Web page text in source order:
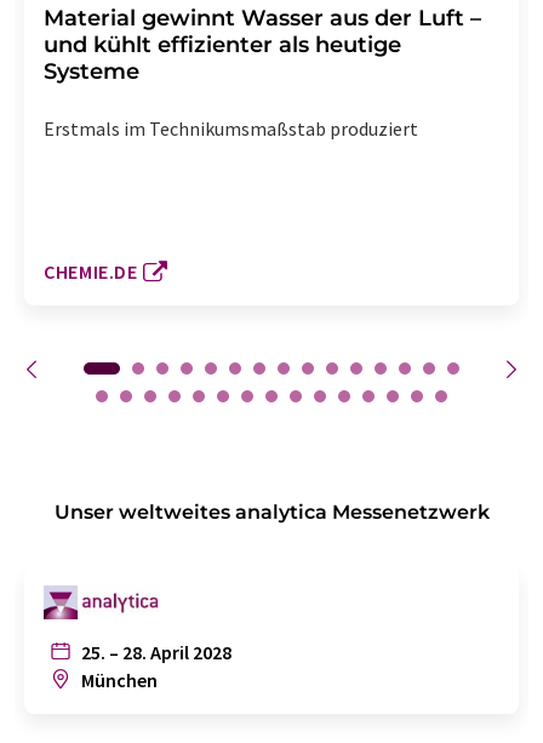
Material gewinnt Wasser aus der Luft –
und kühlt effizienter als heutige
Systeme
Erstmals im Technikumsmaßstab produziert
CHEMIE.DE
Unser weltweites analytica Messenetzwerk
25. – 28. April 2028
München